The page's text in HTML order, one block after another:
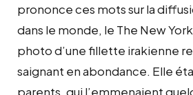
prononce ces mots sur la
dans le monde, le The New
photo d’une fillette irakienne
saignant en abondance. Elle
parents, qui l’emmenaient